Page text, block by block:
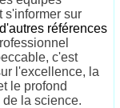
s'informer sur
références
c'est
l'excellence, la
le profond
la science.